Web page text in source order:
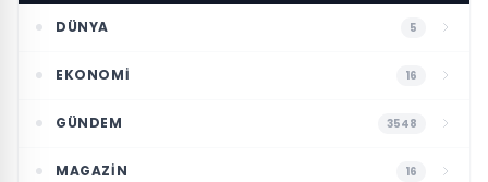
DÜNYA 5
EKONOMI 16
GÜNDEM 3548
MAGAZIN 16